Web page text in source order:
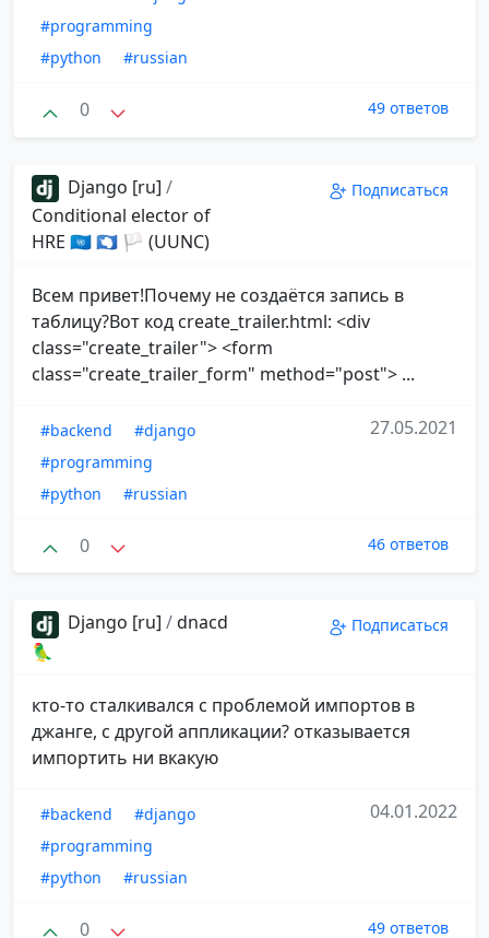
#programming
#python
#russian
0 49 ответов
Django [ru] /
Conditional elector of
HRE 🇺🇳 🇦🇶 🏳 (UUNC)
Подписаться
Всем привет!Почему не создаётся запись в
таблицу?Вот код create_trailer.html: <div
class="create_trailer"> <form
class="create_trailer_form" method="post"> ...
#backend
#django
#programming
#python
#russian
27.05.2021
0 46 ответов
Django [ru] /dnacd
🦜
Подписаться
кто-то сталкивался с проблемой импортов в
джанге, с другой аппликации? отказывается
импортить ни вкакую
#backend
#django
#programming
#python
#russian
04.01.2022
0 49 ответов